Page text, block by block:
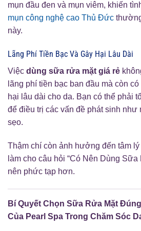
mụn đầu đen và mụn viêm, khiến
mụn công nghệ cao Thủ Đức
này.
Lãng Phí Tiền Bạc Và Gây Hại Lâu Dài
Việc dùng sữa rửa mặt giá rẻ
lãng phí tiền bạc ban đầu mà còn
hại lâu dài cho da. Bạn có thể phải
để điều trị các vấn đề phát sinh như
sẹo.
Thậm chí còn ảnh hưởng đến tâm
làm cho câu hỏi “Có Nên Dùng
nên phức tạp hơn.
Bí Quyết Chọn Sữa Rửa Mặt
Của Pearl Spa Trong Chăm Sóc